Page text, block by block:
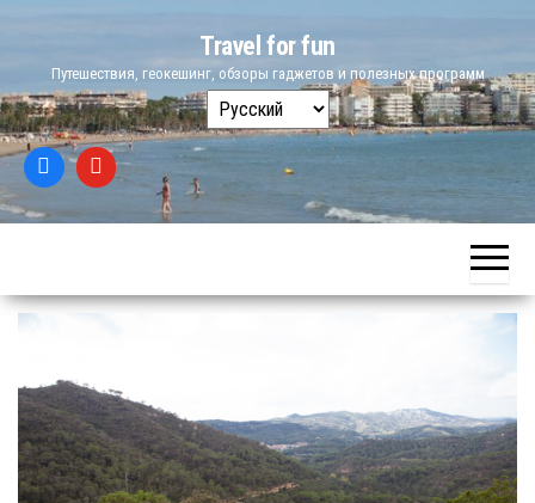
content
Travel for fun
Путешествия, геокешинг, обзоры гаджетов и полезных программ
Выбрать
язык